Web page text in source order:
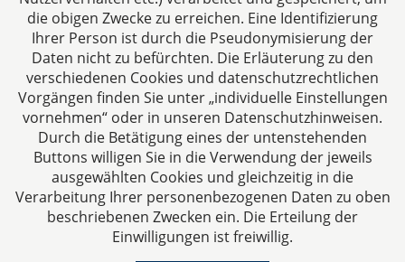
Ihre Ansprechpartner für Fragen rund um
Gesellschaftsrecht, Steuergestaltung und
Vertragsrecht.
Impressum
Datenschutzerklärung
die obigen Zwecke zu erreichen. Eine Identifizierung
Ihrer Person ist durch die Pseudonymisierung der
Daten nicht zu befürchten. Die Erläuterung zu den
verschiedenen Cookies und datenschutzrechtlichen
Vorgängen finden Sie unter „individuelle Einstellungen
vornehmen“ oder in unseren Datenschutzhinweisen.
Durch die Betätigung eines der untenstehenden
Buttons willigen Sie in die Verwendung der jeweils
ausgewählten Cookies und gleichzeitig in die
Verarbeitung Ihrer personenbezogenen Daten zu oben
beschriebenen Zwecken ein. Die Erteilung der
Einwilligungen ist freiwillig.